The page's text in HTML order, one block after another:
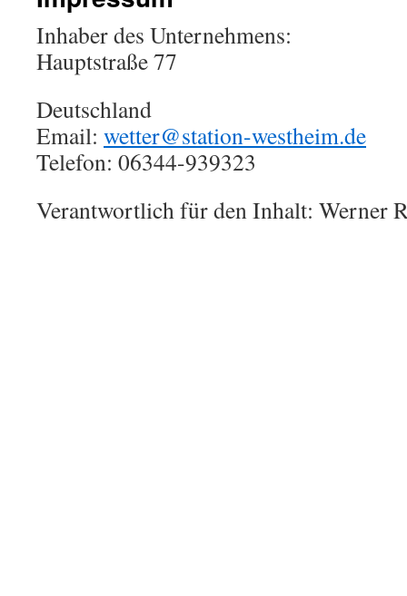
Inhaber des Unternehmens:
Hauptstraße 77
Deutschland
Email: wetter@station-westheim.de
Telefon: 06344-939323
Verantwortlich für den Inhalt: Werner